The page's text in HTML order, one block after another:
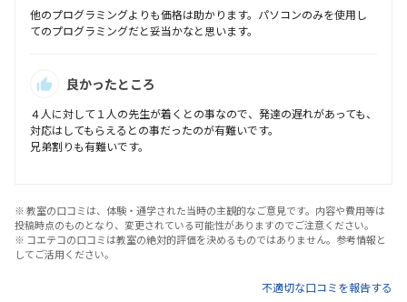
他のプログラミングよりも価格は助かります。パソコンのみを使用し
てのプログラミングだと妥当かなと思います。
良かったところ
４人に対して１人の先生が着くとの事なので、発達の遅れがあっても、
対応はしてもらえるとの事だったのが有難いです。
兄弟割りも有難いです。
※ 教室の口コミは、体験・通学された当時の主観的なご意見です。内容や費用等は
投稿時点のものとなり、変更されている可能性がありますのでご注意ください。
※ コエテコの口コミは教室の絶対的評価を決めるものではありません。参考情報と
してご活用ください。
不適切な口コミを報告する